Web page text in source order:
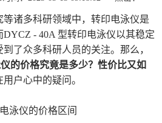
诸多科研领域中，转印电泳仪是
- 40A 型转印电泳仪以其稳定
了众多科研人员的关注。那么，
的价格究竟是多少？性价比又如
户心中的疑问。
泳仪的价格区间